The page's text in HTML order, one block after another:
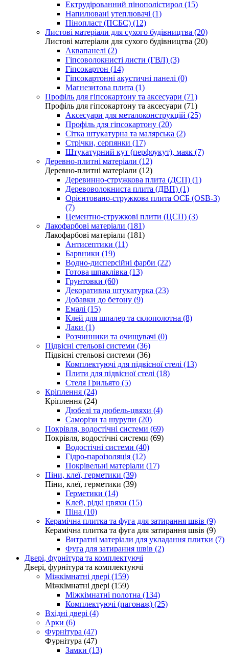
Ектрудірованний пінополістирол (15)
Напилювані утеплювачі (1)
Пінопласт (ПСБС) (12)
Листові матеріали для сухого будівництва (20)
Листові матеріали для сухого будівництва (20)
Аквапанелі (2)
Гіпсоволокнисті листи (ГВЛ) (3)
Гіпсокартон (14)
Гіпсокартонні акустичні панелі (0)
Магнезитова плита (1)
Профіль для гіпсокартону та аксесуари (71)
Профіль для гіпсокартону та аксесуари (71)
Аксесуари для металоконструкцій (25)
Профіль для гіпсокартону (20)
Сітка штукатурна та малярська (2)
Стрічки, серпянки (17)
Штукатурний кут (перфоукут), маяк (7)
Деревно-плитні матеріали (12)
Деревно-плитні матеріали (12)
Деревинно-стружкова плита (ДСП) (1)
Деревоволокниста плита (ДВП) (1)
Орієнтовано-стружкова плита ОСБ (OSB-3)
(7)
Цементно-стружкові плити (ЦСП) (3)
Лакофарбові матеріали (181)
Лакофарбові матеріали (181)
Антисептики (11)
Барвники (19)
Водно-дисперсійні фарби (22)
Готова шпаклівка (13)
Грунтовки (60)
Декоративна штукатурка (23)
Добавки до бетону (9)
Емалі (15)
Клей для шпалер та склополотна (8)
Лаки (1)
Розчинники та очищувачі (0)
Підвісні стельові системи (36)
Підвісні стельові системи (36)
Комплектуючі для підвісної стелі (13)
Плити для підвісної стелі (18)
Стеля Грильято (5)
Кріплення (24)
Кріплення (24)
Дюбелі та дюбель-цвяхи (4)
Саморізи та шурупи (20)
Покрівля, водостічні системи (69)
Покрівля, водостічні системи (69)
Водостічні системи (40)
Гідро-пароізоляція (12)
Покрівельні матеріали (17)
Піни, клеї, герметики (39)
Піни, клеї, герметики (39)
Герметики (14)
Клей, рідкі цвяхи (15)
Піна (10)
Керамічна плитка та фуга для затирання швів (9)
Керамічна плитка та фуга для затирання швів (9)
Витратні матеріали для укладання плитки (7)
Фуга для затирання швів (2)
Двері, фурнітура та комплектуючі
Двері, фурнітура та комплектуючі
Міжкімнатні двері (159)
Міжкімнатні двері (159)
Міжкімнатні полотна (134)
Комплектуючі (пагонаж) (25)
Вхідні двері (4)
Арки (6)
Фурнітура (47)
Фурнітура (47)
Замки (13)